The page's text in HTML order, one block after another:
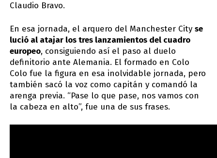
Claudio Bravo.
En esa jornada, el arquero del Manchester City se
lució al atajar los tres lanzamientos del cuadro
europeo, consiguiendo así el paso al duelo
definitorio ante Alemania. El formado en Colo
Colo fue la figura en esa inolvidable jornada, pero
también sacó la voz como capitán y comandó la
arenga previa. “Pase lo que pase, nos vamos con
la cabeza en alto”, fue una de sus frases.